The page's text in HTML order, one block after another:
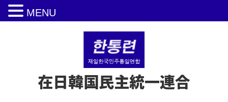
在日韓国民主統一連合
MENU